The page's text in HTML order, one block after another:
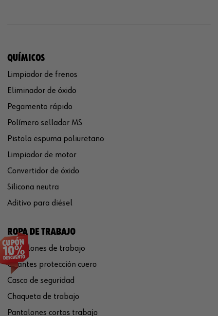
QUÍMICOS
Limpiador de frenos
Eliminador de óxido
Pegamento rápido
Polímero sellador MS
Pistola espuma poliuretano
Limpiador de motor
Convertidor de óxido
Silicona neutra
Aditivo para diésel
ROPA DE TRABAJO
Pantalones de trabajo
Guantes protección cuero
Casco de seguridad
Chaqueta de trabajo
Pantalones cortos trabajo